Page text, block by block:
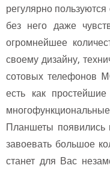
регулярно
ез него даже
огромнейшее
своему дизайну,
сотовых телефонов
есть как
Планшеты появились
завоевать большое
станет для Вас